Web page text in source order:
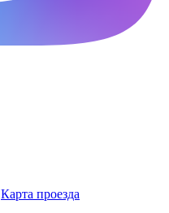
Карта проезда